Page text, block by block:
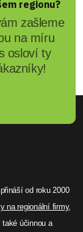
regionu?
zašleme
na míru
osloví ty
od roku 2000
na regionální firmy,
účinnou a